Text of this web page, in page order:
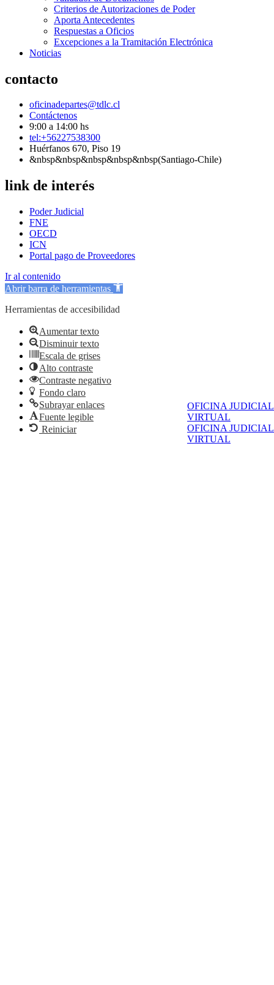
OFICINA JUDICIAL
VIRTUAL
OFICINA JUDICIAL
VIRTUAL
Criterios de Autorizaciones de Poder
Aporta Antecedentes
Respuestas a Oficios
Excepciones a la Tramitación Electrónica
Noticias
contacto
oficinadepartes@tdlc.cl
Contáctenos
9:00 a 14:00 hs
tel:+56227538300
Huérfanos 670, Piso 19
&nbsp&nbsp&nbsp&nbsp&nbsp(Santiago-Chile)
link de interés
Poder Judicial
FNE
OECD
ICN
Portal pago de Proveedores
Ir al contenido
Abrir barra de herramientas
Herramientas de accesibilidad
Aumentar texto
Disminuir texto
Escala de grises
Alto contraste
Contraste negativo
Fondo claro
Subrayar enlaces
Fuente legible
Reiniciar